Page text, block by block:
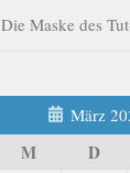
Die Maske des
März
M D